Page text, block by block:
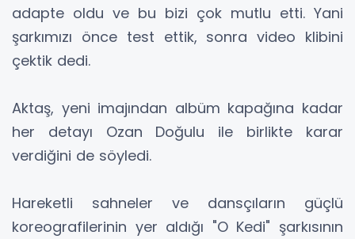
adapte oldu ve bu bizi çok mutlu etti. Yani
şarkımızı önce test ettik, sonra video klibini
çektik dedi.
Aktaş, yeni imajından albüm kapağına kadar
her detayı Ozan Doğulu ile birlikte karar
verdiğini de söyledi.
Hareketli sahneler ve dansçıların güçlü
koreografilerinin yer aldığı "O Kedi" şarkısının